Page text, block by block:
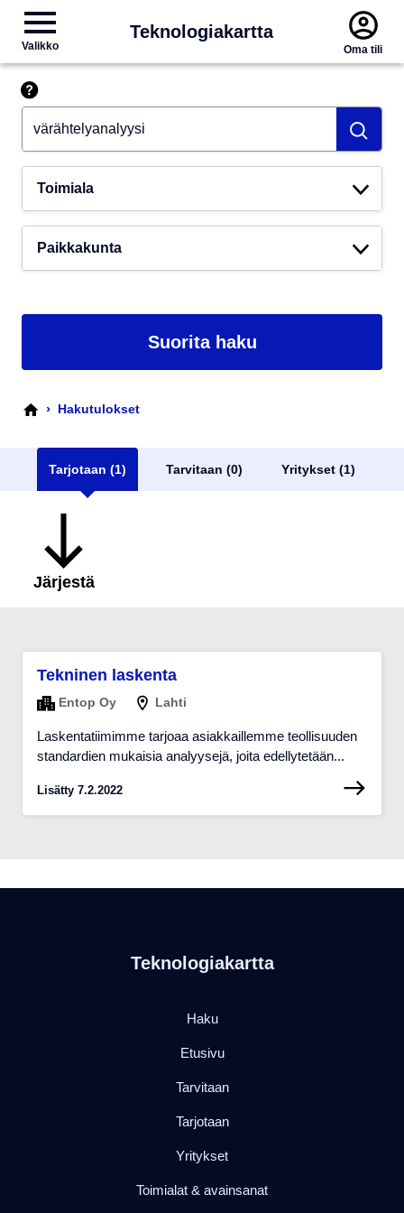
Valikko
Teknologiakartta
Oma tili
Suorita haku
› Hakutulokset
Tarjotaan (1) Tarvitaan (0) Yritykset (1)
Järjestä
Tekninen laskenta
Entop Oy Lahti
Laskentatiimimme tarjoaa asiakkaillemme teollisuuden
standardien mukaisia analyysejä, joita edellytetään...
Lisätty 7.2.2022
Teknologiakartta
Haku
Etusivu
Tarvitaan
Tarjotaan
Yritykset
Toimialat & avainsanat